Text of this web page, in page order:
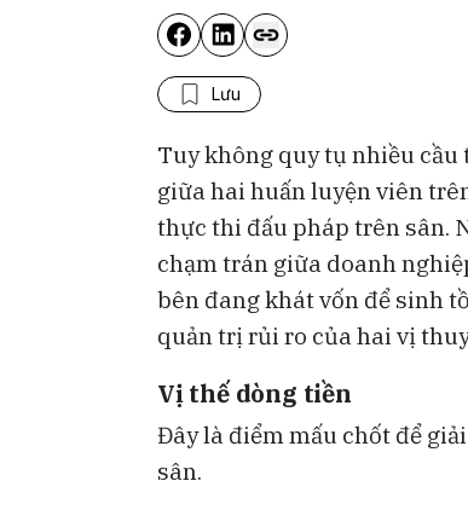
Lưu
Tuy không quy tụ nhiều cầu
giữa hai huấn luyện viên
thực thi đấu pháp trên sân.
chạm trán giữa doanh
bên đang khát vốn để sinh
quản trị rủi ro của hai vị
Vị thế dòng tiền
Đây là điểm mấu chốt để
sân.
Bloomberg Television
J&J gia nhập cuộc đua robot
phẫu thuật với Ottava
Thị
2026:
giá